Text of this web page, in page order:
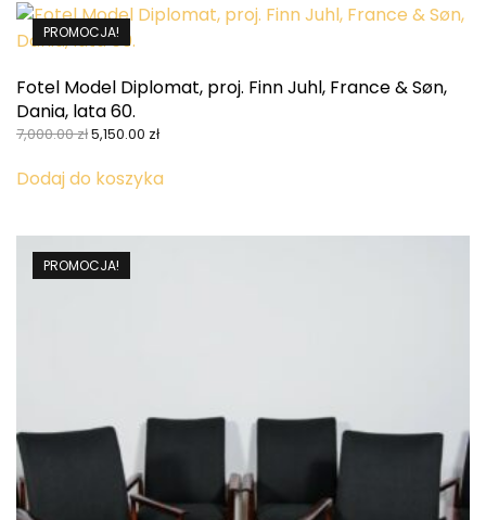
PROMOCJA!
Fotel Model Diplomat, proj. Finn Juhl, France & Søn,
Dania, lata 60.
7,000.00złPierwotna
wynosiła:
7,000.00 zł.
5,150.00 złAktualna
wynosi:
Dodaj do koszyka
PROMOCJA!